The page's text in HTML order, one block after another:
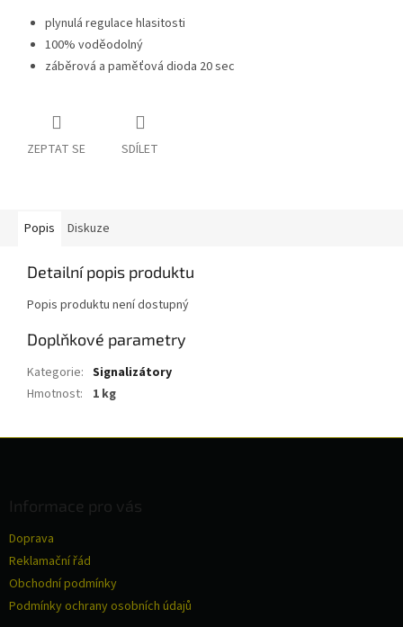
plynulá regulace hlasitosti
100% voděodolný
záběrová a paměťová dioda 20 sec
ZEPTAT SE SDÍLET
Popis Diskuze
Detailní popis produktu
Popis produktu není dostupný
Doplňkové parametry
Kategorie: Signalizátory
Hmotnost: 1 kg
Informace pro vás
Doprava
Reklamační řád
Obchodní podmínky
Podmínky ochrany osobních údajů